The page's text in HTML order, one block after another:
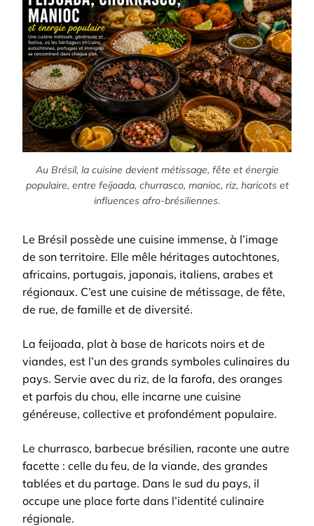
Au Brésil, la cuisine devient métissage, fête et énergie
populaire, entre feijoada, churrasco, manioc, riz, haricots et
influences afro-brésiliennes.
Le Brésil possède une cuisine immense, à l’image
de son territoire. Elle mêle héritages autochtones,
africains, portugais, japonais, italiens, arabes et
régionaux. C’est une cuisine de métissage, de fête,
de rue, de famille et de diversité.
La feijoada, plat à base de haricots noirs et de
viandes, est l’un des grands symboles culinaires du
pays. Servie avec du riz, de la farofa, des oranges
et parfois du chou, elle incarne une cuisine
généreuse, collective et profondément populaire.
Le churrasco, barbecue brésilien, raconte une autre
facette : celle du feu, de la viande, des grandes
tablées et du partage. Dans le sud du pays, il
occupe une place forte dans l’identité culinaire
régionale.